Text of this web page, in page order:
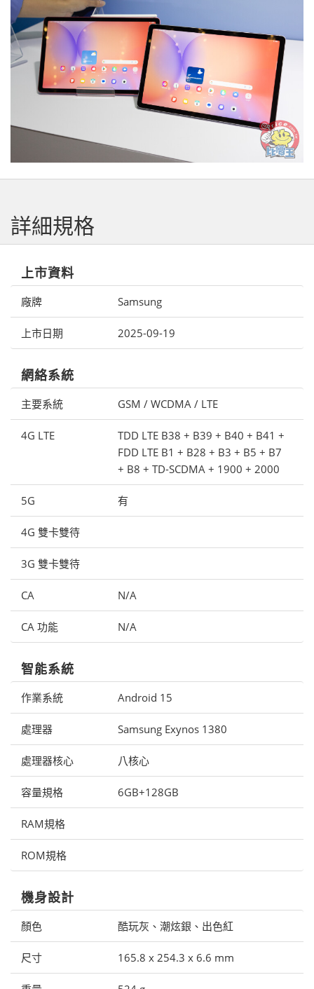
詳細規格
上市資料
廠牌 Samsung
上市日期 2025-09-19
網絡系統
主要系統 GSM / WCDMA / LTE
4G LTE
TDD LTE B38 + B39 + B40 + B41 +
FDD LTE B1 + B28 + B3 + B5 + B7
+ B8 + TD-SCDMA + 1900 + 2000
5G 有
4G 雙卡雙待
3G 雙卡雙待
CA N/A
CA 功能 N/A
智能系統
作業系統 Android 15
處理器 Samsung Exynos 1380
處理器核心 八核心
容量規格 6GB+128GB
RAM規格
ROM規格
機身設計
顏色 酷玩灰、潮炫銀、出色紅
尺寸 165.8 x 254.3 x 6.6 mm